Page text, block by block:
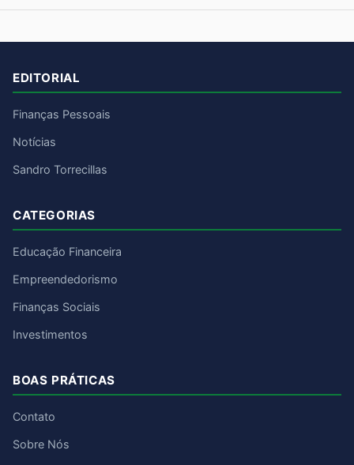
EDITORIAL
Finanças Pessoais
Notícias
Sandro Torrecillas
CATEGORIAS
Educação Financeira
Empreendedorismo
Finanças Sociais
Investimentos
BOAS PRÁTICAS
Contato
Sobre Nós